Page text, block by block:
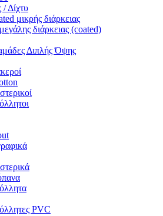
Δίχτυ
μικρής διάρκειας
διάρκειας (coated)
Διπλής Όψης
PVC